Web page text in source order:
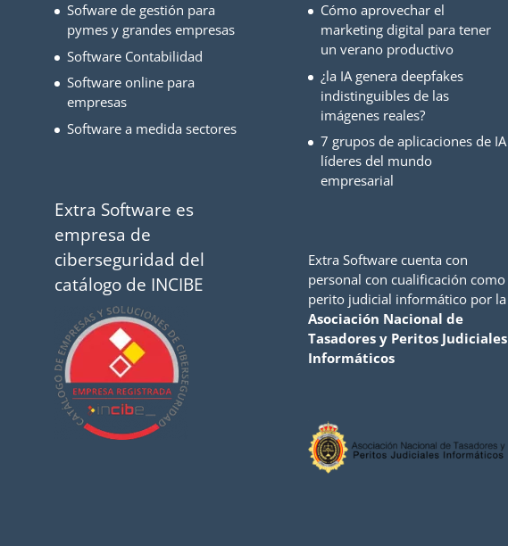
Sofware de gestión para
pymes y grandes empresas
Software Contabilidad
Software online para
empresas
Software a medida sectores
Extra Software es
empresa de
ciberseguridad del
catálogo de INCIBE
Cómo aprovechar el
marketing digital para tener
un verano productivo
¿la IA genera deepfakes
indistinguibles de las
imágenes reales?
7 grupos de aplicaciones de IA
líderes del mundo
empresarial
Extra Software cuenta con
personal con cualificación como
perito judicial informático por la
Asociación Nacional de
Tasadores y Peritos Judiciales
Informáticos